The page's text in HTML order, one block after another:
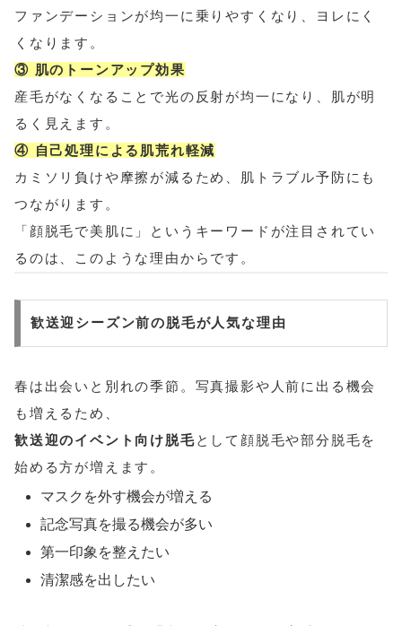
ファンデーションが均一に乗りやすくなり、ヨレにく
くなります。
③ 肌のトーンアップ効果
産毛がなくなることで光の反射が均一になり、肌が明
るく見えます。
④ 自己処理による肌荒れ軽減
カミソリ負けや摩擦が減るため、肌トラブル予防にも
つながります。
「顔脱毛で美肌に」というキーワードが注目されてい
るのは、このような理由からです。
歓送迎シーズン前の脱毛が人気な理由
春は出会いと別れの季節。写真撮影や人前に出る機会
も増えるため、
歓送迎のイベント向け脱毛として顔脱毛や部分脱毛を
始める方が増えます。
マスクを外す機会が増える
記念写真を撮る機会が多い
第一印象を整えたい
清潔感を出したい